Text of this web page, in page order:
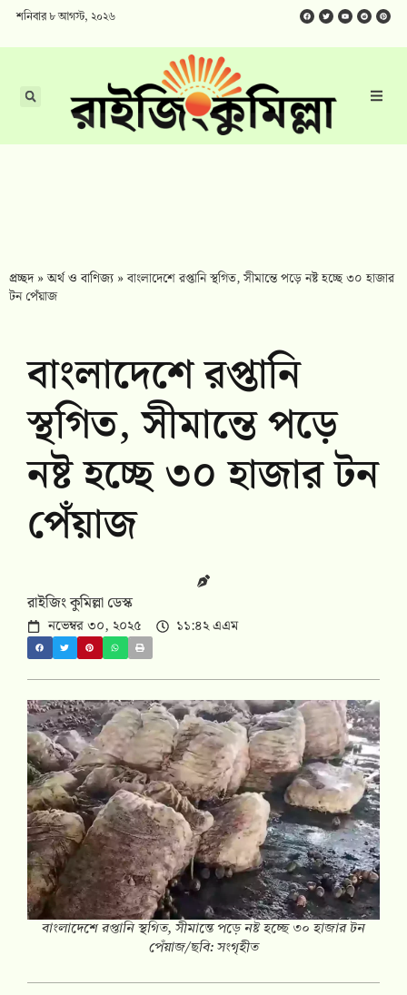
শনিবার ৮ আগস্ট, ২০২৬
প্রচ্ছদ»অর্থ ও বাণিজ্য»বাংলাদেশে রপ্তানি স্থগিত, সীমান্তে পড়ে নষ্ট হচ্ছে ৩০ হাজার
টন পেঁয়াজ
বাংলাদেশে রপ্তানি
স্থগিত, সীমান্তে পড়ে
নষ্ট হচ্ছে ৩০ হাজার টন
পেঁয়াজ
রাইজিং কুমিল্লা ডেস্ক
নভেম্বর ৩০, ২০২৫ ১১:৪২ এএম
বাংলাদেশে রপ্তানি স্থগিত, সীমান্তে পড়ে নষ্ট হচ্ছে ৩০ হাজার টন
পেঁয়াজ/ছবি: সংগৃহীত